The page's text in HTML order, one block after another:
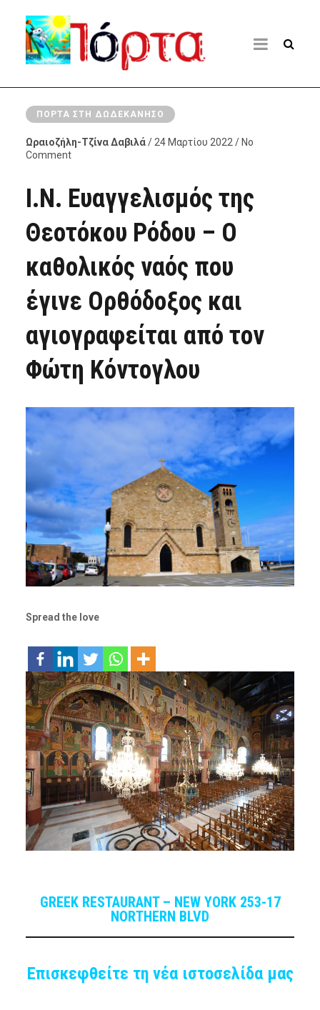
ΠΌΡΤΑ ΣΤΗ ΔΩΔΕΚΆΝΗΣΟ
Ωραιοζήλη-Τζίνα Δαβιλά/ 24 Μαρτίου 2022 / No
Comment
Ι.Ν. Ευαγγελισμός της
Θεοτόκου Ρόδου – Ο
καθολικός ναός που
έγινε Ορθόδοξος και
αγιογραφείται από τον
Φώτη Κόντογλου
Spread the love
GREEK RESTAURANT – NEW YORK 253-17
NORTHERN BLVD
Επισκεφθείτε τη νέα ιστοσελίδα μας